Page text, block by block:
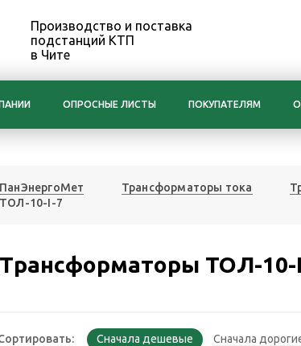
Производство и поставка
подстанций КТП
в Чите
ОПРОСНЫЕ ЛИСТЫ ПОКУПАТЕЛЯМ
ПанЭнергоМет Трансформаторы тока
ТОЛ-10-I-7
Трансформаторы ТОЛ-10-